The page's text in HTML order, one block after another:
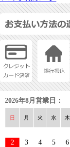
2026年8月営業日：
日 月 火 水 木
2
3 4 5 6